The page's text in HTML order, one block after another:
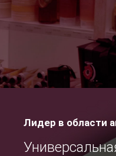
Лидер в области